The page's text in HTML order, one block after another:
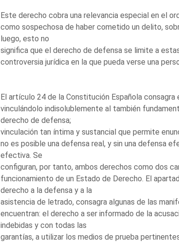
Este derecho cobra una relevancia especial en el
como sospechosa de haber cometido un delito,
luego, esto no
significa que el derecho de defensa se limite a
controversia jurídica en la que pueda verse una
El artículo 24 de la Constitución Española
vinculándolo indisolublemente al también
derecho de defensa;
vinculación tan íntima y sustancial que permite
no es posible una defensa real, y sin una defensa
efectiva. Se
configuran, por tanto, ambos derechos como dos
funcionamiento de un Estado de Derecho. El
derecho a la defensa y a la
asistencia de letrado, consagra algunas de las
encuentran: el derecho a ser informado de la
indebidas y con todas las
garantías, a utilizar los medios de prueba